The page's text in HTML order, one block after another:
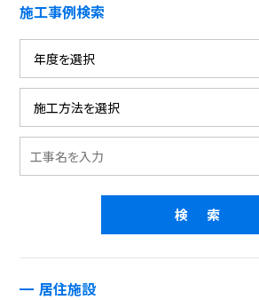
施工事例検索
居住施設